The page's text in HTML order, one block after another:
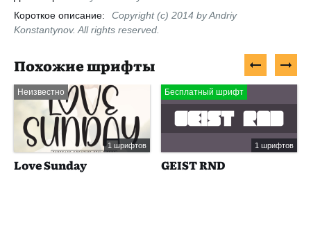
Короткое описание:
Copyright (c) 2014 by Andriy
Konstantynov. All rights reserved.
Похожие шрифты
Неизвестно
1 шрифтов
Love Sunday
Бесплатный шрифт
1 шрифтов
GEIST RND